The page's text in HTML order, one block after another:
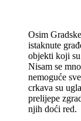
Osim
istaknute
objekti koji
Nisam se
nemoguće
crkava su
prelijepe
njih doći red.